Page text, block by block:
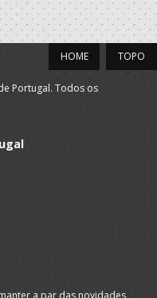
Nac.
Nac.
TOPO
HOME
Portugal. Todos os
a par das novidades